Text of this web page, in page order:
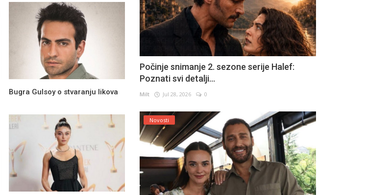
Bugra Gulsoy o stvaranju likova
Počinje snimanje 2. sezone serije Halef:
Poznati svi detalji...
Milt Jul 28, 2026 0
Novosti